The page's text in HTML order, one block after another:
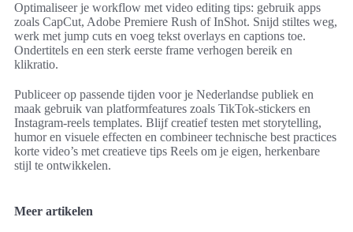
Optimaliseer je workflow met video editing tips: gebruik apps
zoals CapCut, Adobe Premiere Rush of InShot. Snijd stiltes weg,
werk met jump cuts en voeg tekst overlays en captions toe.
Ondertitels en een sterk eerste frame verhogen bereik en
klikratio.
Publiceer op passende tijden voor je Nederlandse publiek en
maak gebruik van platformfeatures zoals TikTok-stickers en
Instagram-reels templates. Blijf creatief testen met storytelling,
humor en visuele effecten en combineer technische best practices
korte video’s met creatieve tips Reels om je eigen, herkenbare
stijl te ontwikkelen.
Meer artikelen